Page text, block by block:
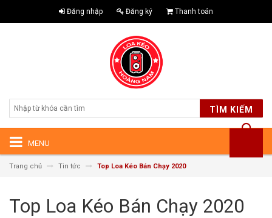
Đăng nhập Đăng ký Thanh toán
TÌM KIẾM
MENU
Trang chủ Tin tức Top Loa Kéo Bán Chạy 2020
Top Loa Kéo Bán Chạy 2020